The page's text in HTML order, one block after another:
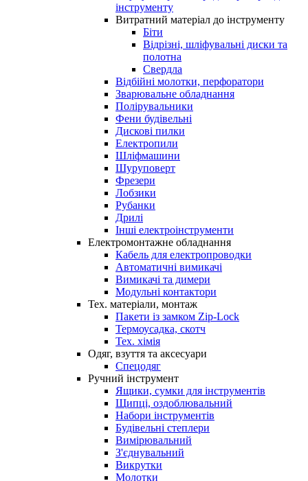
інструменту
Витратний матеріал до інструменту
Біти
Відрізні, шліфувальні диски та
полотна
Свердла
Відбійні молотки, перфоратори
Зварювальне обладнання
Полірувальники
Фени будівельні
Дискові пилки
Електропили
Шліфмашини
Шуруповерт
Фрезери
Лобзики
Рубанки
Дрилі
Інші електроінструменти
Електромонтажне обладнання
Кабель для електропроводки
Автоматичні вимикачі
Вимикачі та димери
Модульні контактори
Тех. матеріали, монтаж
Пакети із замком Zip-Lock
Термоусадка, скотч
Тех. хімія
Одяг, взуття та аксесуари
Спецодяг
Ручний інструмент
Ящики, сумки для інструментів
Щипці, оздоблювальний
Набори інструментів
Будівельні степлери
Вимірювальний
З'єднувальний
Викрутки
Молотки